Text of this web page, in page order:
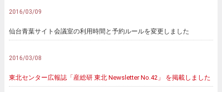
2016/03/09
仙台青葉サイト会議室の利用時間と予約ルールを変更しました
2016/03/08
東北センター広報誌「産総研 東北 Newsletter No.42」 を掲載しました